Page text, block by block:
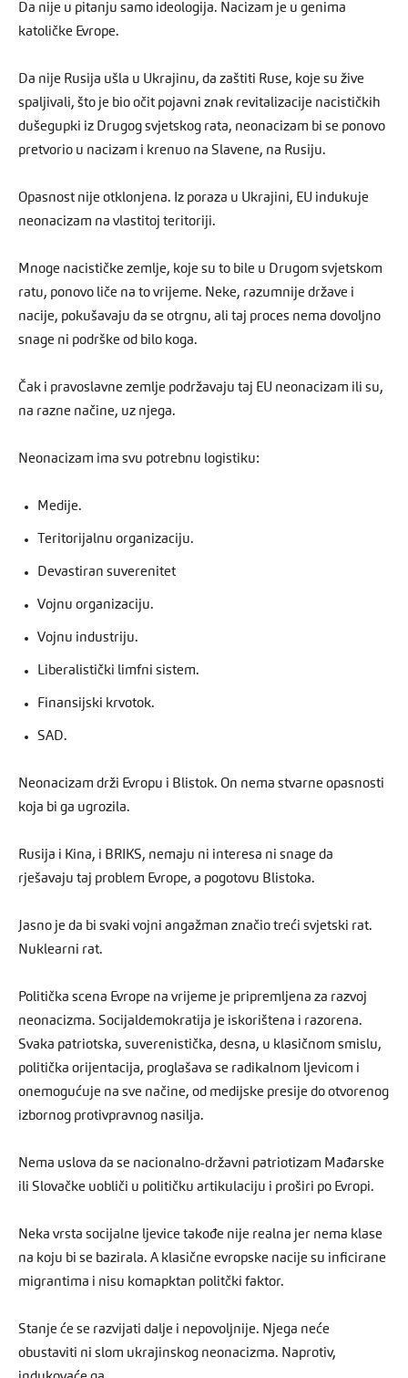
Da nije u pitanju samo ideologija. Nacizam je u genima
katoličke Evrope.
Da nije Rusija ušla u Ukrajinu, da zaštiti Ruse, koje su žive
spaljivali, što je bio očit pojavni znak revitalizacije nacističkih
dušegupki iz Drugog svjetskog rata, neonacizam bi se ponovo
pretvorio u nacizam i krenuo na Slavene, na Rusiju.
Opasnost nije otklonjena. Iz poraza u Ukrajini, EU indukuje
neonacizam na vlastitoj teritoriji.
Mnoge nacističke zemlje, koje su to bile u Drugom svjetskom
ratu, ponovo liče na to vrijeme. Neke, razumnije države i
nacije, pokušavaju da se otrgnu, ali taj proces nema dovoljno
snage ni podrške od bilo koga.
Čak i pravoslavne zemlje podržavaju taj EU neonacizam ili su,
na razne načine, uz njega.
Neonacizam ima svu potrebnu logistiku:
Medije.
Teritorijalnu organizaciju.
Devastiran suverenitet
Vojnu organizaciju.
Vojnu industriju.
Liberalistički limfni sistem.
Finansijski krvotok.
SAD.
Neonacizam drži Evropu i Blistok. On nema stvarne opasnosti
koja bi ga ugrozila.
Rusija i Kina, i BRIKS, nemaju ni interesa ni snage da
rješavaju taj problem Evrope, a pogotovu Blistoka.
Jasno je da bi svaki vojni angažman značio treći svjetski rat.
Nuklearni rat.
Politička scena Evrope na vrijeme je pripremljena za razvoj
neonacizma. Socijaldemokratija je iskorištena i razorena.
Svaka patriotska, suverenistička, desna, u klasičnom smislu,
politička orijentacija, proglašava se radikalnom ljevicom i
onemogućuje na sve načine, od medijske presije do otvorenog
izbornog protivpravnog nasilja.
Nema uslova da se nacionalno-državni patriotizam Mađarske
ili Slovačke uobliči u političku artikulaciju i proširi po Evropi.
Neka vrsta socijalne ljevice takođe nije realna jer nema klase
na koju bi se bazirala. A klasične evropske nacije su inficirane
migrantima i nisu komapktan politčki faktor.
Stanje će se razvijati dalje i nepovoljnije. Njega neće
obustaviti ni slom ukrajinskog neonacizma. Naprotiv,